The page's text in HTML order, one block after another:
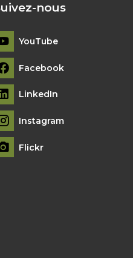
nous
YouTube
Facebook
LinkedIn
Instagram
Flickr